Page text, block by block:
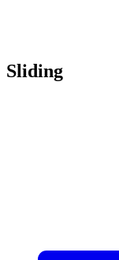
Sliding